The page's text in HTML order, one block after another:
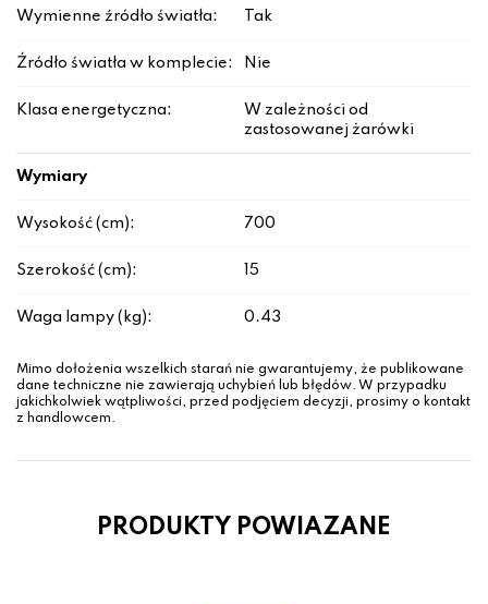
Wymienne źródło światła: Tak
Źródło światła w komplecie: Nie
Klasa energetyczna:
W zależności od
zastosowanej żarówki
Wymiary
Wysokość (cm): 700
Szerokość (cm): 15
Waga lampy (kg): 0.43
Mimo dołożenia wszelkich starań nie gwarantujemy, że publikowane
dane techniczne nie zawierają uchybień lub błędów. W przypadku
jakichkolwiek wątpliwości, przed podjęciem decyzji, prosimy o kontakt
z handlowcem.
PRODUKTY POWIAZANE